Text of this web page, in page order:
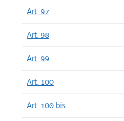
Art. 97
Art. 98
Art. 99
Art. 100
Art. 100 bis